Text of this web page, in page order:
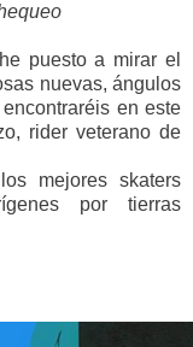
puesto a mirar el
nuevas, ángulos
en este
rider veterano de
mejores skaters
por tierras